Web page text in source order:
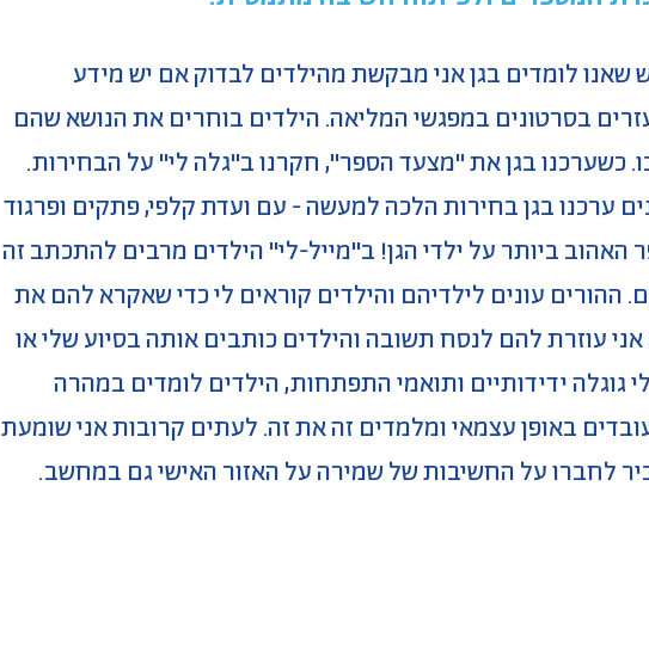
לומדים בגן אני מבקשת מהילדים לבדוק אם יש מידע
בסרטונים במפגשי המליאה. הילדים בוחרים את הנושא שהם
כשערכנו בגן את "מצעד הספר", חקרנו ב"גלה לי" על הבחירות.
ערכנו בגן בחירות הלכה למעשה - עם ועדת קלפי, פתקים ופרגוד
האהוב ביותר על ילדי הגן! ב"מייל-לי" הילדים מרבים להתכתב זה
ההורים עונים לילדיהם והילדים קוראים לי כדי שאקרא להם את
עוזרת להם לנסח תשובה והילדים כותבים אותה בסיוע שלי או
גוגלה ידידותיים ותואמי התפתחות, הילדים לומדים במהרה
באופן עצמאי ומלמדים זה את זה. לעתים קרובות אני שומעת
לחברו על החשיבות של שמירה על האזור האישי גם במחשב.